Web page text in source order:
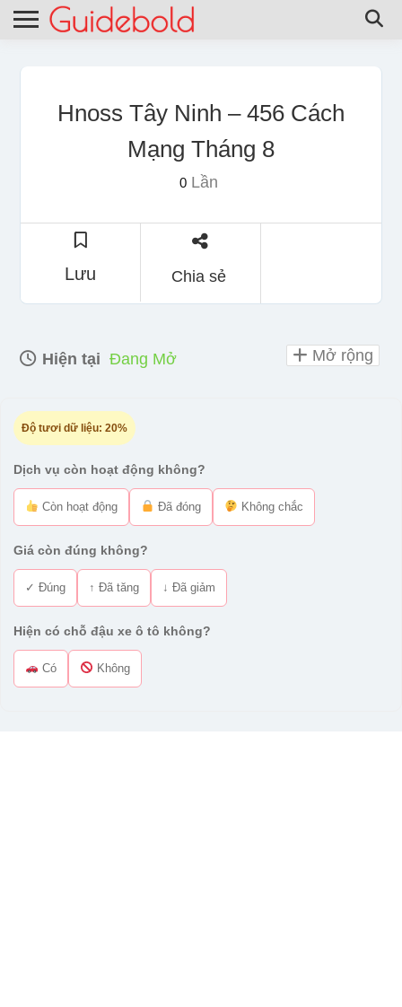
Hnoss Tây Ninh – 456 Cách
Mạng Tháng 8
0Lần
Lưu Chia sẻ
Hiện tại Đang Mở
Độ tươi dữ liệu: 20%
Dịch vụ còn hoạt động không?
Còn hoạt động Đã đóng Không chắc
Giá còn đúng không?
✓ Đúng ↑ Đã tăng ↓ Đã giảm
Hiện có chỗ đậu xe ô tô không?
Có Không
Mở rộng